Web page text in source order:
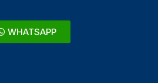
WHATSAPP